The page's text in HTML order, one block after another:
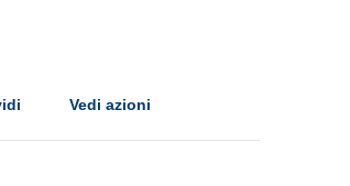
Vedi azioni